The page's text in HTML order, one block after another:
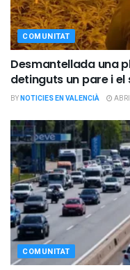
COMUNITAT
Desmantellada una
detinguts un pare i
BYNOTICIES EN VALENCIÀ
COMUNITAT